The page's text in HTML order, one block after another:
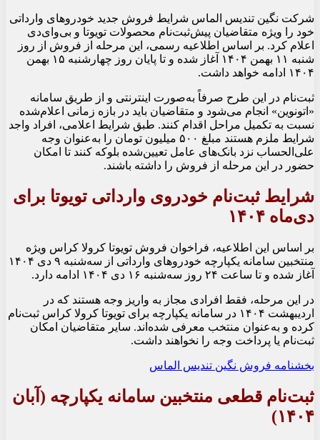
شرکت نگین تندیس الماس شرایط فروش جدید خودروهای وارداتی
خود را ویژه متقاضیان پیش‌ثبت‌نام محصولات تویوتا و بی‌وای‌دی
اعلام کرد. بر اساس اطلاعیه رسمی، این مرحله از فروش از روز
شنبه ۱۱ بهمن ۱۴۰۴ آغاز شده و تا پایان روز چهارشنبه ۱۵ بهمن
۱۴۰۴ ادامه خواهد داشت.
ثبت‌نام در این طرح صرفاً به‌صورت اینترنتی و از طریق سامانه
«اتونوین» انجام می‌شود و متقاضیان باید در بازه زمانی اعلام‌شده
نسبت به تکمیل مراحل اقدام کنند. طبق شرایط اعلامی، افراد واجد
شرایط ملزم هستند مبلغ ۵۰۰ میلیون تومان را به‌عنوان وجه
علی‌الحساب نزد بانک‌های عامل تعیین‌شده بلوکه کنند تا امکان
حضور در این مرحله از فروش را داشته باشند.
شرایط ثبت‌نام خودروی وارداتی تویوتا برای
دی‌ماه ۱۴۰۴
بر اساس این اطلاعیه، فراخوان فروش تویوتا کرولا کراس ویژه
منتخبین سامانه یکپارچه خودروهای وارداتی از سه‌شنبه ۹ دی ۱۴۰۴
آغاز شده و تا ساعت ۲۴ روز سه‌شنبه ۱۶ دی ۱۴۰۴ ادامه دارد.
در این مرحله، فقط افرادی مجاز به واریز وجه هستند که در
اردیبهشت ۱۴۰۴ در سامانه یکپارچه برای تویوتا کرولا کراس ثبت‌نام
کرده و به‌عنوان منتخب معرفی شده‌اند. سایر متقاضیان امکان
ثبت‌نام یا پرداخت وجه را نخواهند داشت.
بخشنامه فروش نگین تندیس الماس
ثبت‌نام قطعی منتخبین سامانه یکپارچه (آبان
۱۴۰۴)